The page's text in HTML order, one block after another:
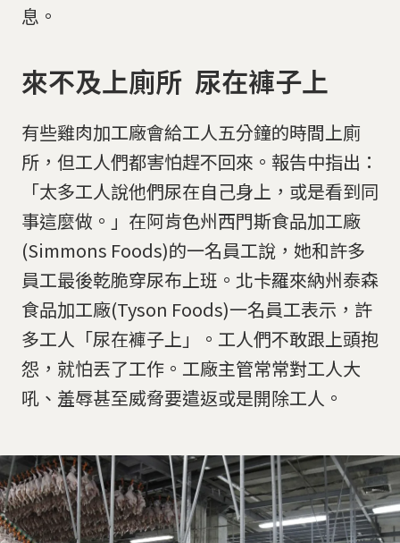
息。
來不及上廁所 尿在褲子上
有些雞肉加工廠會給工人五分鐘的時間上廁
所，但工人們都害怕趕不回來。報告中指出：
「太多工人說他們尿在自己身上，或是看到同
事這麼做。」在阿肯色州西門斯食品加工廠
(Simmons Foods)的一名員工說，她和許多
員工最後乾脆穿尿布上班。北卡羅來納州泰森
食品加工廠(Tyson Foods)一名員工表示，許
多工人「尿在褲子上」。工人們不敢跟上頭抱
怨，就怕丟了工作。工廠主管常常對工人大
吼、羞辱甚至威脅要遣返或是開除工人。